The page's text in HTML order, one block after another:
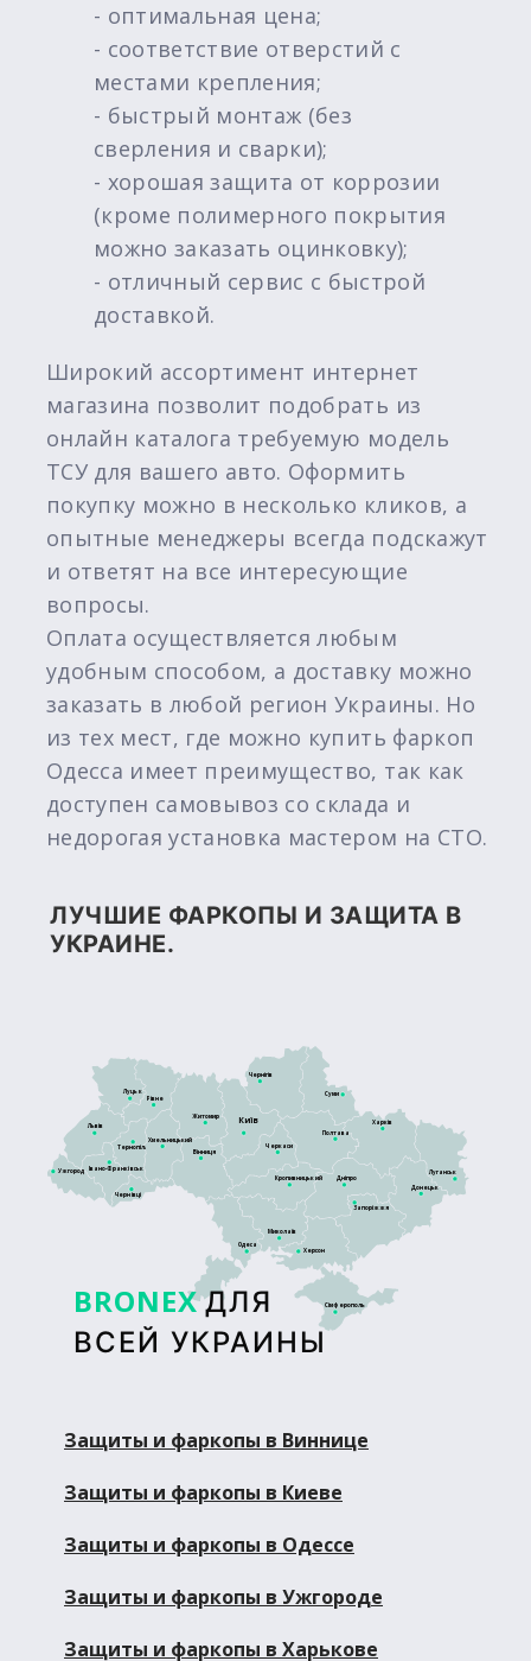
- оптимальная цена;
- соответствие отверстий с
местами крепления;
- быстрый монтаж (без
сверления и сварки);
- хорошая защита от коррозии
(кроме полимерного покрытия
можно заказать оцинковку);
- отличный сервис с быстрой
доставкой.
Широкий ассортимент интернет
магазина позволит подобрать из
онлайн каталога требуемую модель
ТСУ для вашего авто. Оформить
покупку можно в несколько кликов, а
опытные менеджеры всегда подскажут
и ответят на все интересующие
вопросы.
Оплата осуществляется любым
удобным способом, а доставку можно
заказать в любой регион Украины. Но
из тех мест, где можно купить фаркоп
Одесса имеет преимущество, так как
доступен самовывоз со склада и
недорогая установка мастером на СТО.
ЛУЧШИЕ ФАРКОПЫ И ЗАЩИТА В
УКРАИНЕ.
BRONEX ДЛЯ
ВСЕЙ УКРАИНЫ
Сімферополь
Луцьк
Київ
Житомир
Тернопіль
Рівне
Львів
Дніпро
Кропивницький
Харків
Полтава
Черкаси
Суми
Чернігів
Запоріжжя
Херсон
Донецьк
Луганськ
Ужгород
Чернівці
Вінниця
Хмельницький
Івано-Франківськ
Миколаїв
Одеса
Защиты и фаркопы в Виннице
Защиты и фаркопы в Киеве
Защиты и фаркопы в Одессе
Защиты и фаркопы в Ужгороде
Защиты и фаркопы в Харькове